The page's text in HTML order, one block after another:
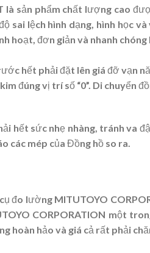
là sản phẩm chất lượng cao
sai lệch hình dạng, hình học
hoạt, đơn giản và nhanh chóng
hết phải đặt lên giá đỡ vạn
đúng vị trí số “0”. Di chuyển
hết sức nhẹ nhàng, tránh va
các mép của Đồng hồ so ra.
đo lường MITUTOYO
CORPORATION một
hoàn hảo và giá cả rất phải